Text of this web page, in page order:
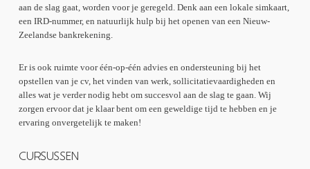
aan de slag gaat, worden voor je geregeld. Denk aan een lokale simkaart,
een IRD-nummer, en natuurlijk hulp bij het openen van een Nieuw-
Zeelandse bankrekening.
Er is ook ruimte voor één-op-één advies en ondersteuning bij het
opstellen van je cv, het vinden van werk, sollicitatievaardigheden en
alles wat je verder nodig hebt om succesvol aan de slag te gaan. Wij
zorgen ervoor dat je klaar bent om een geweldige tijd te hebben en je
ervaring onvergetelijk te maken!
CURSUSSEN